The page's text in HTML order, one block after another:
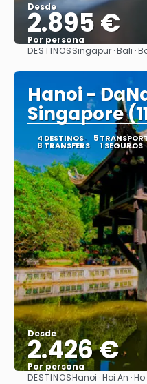
Desde
2.895 €
Por persona
DESTINOSSingapur · Bali ·
Hanoi -
Singapore
4 DESTINOS 5
8 TRANSFERS 1 SEGUROS
Desde
2.426 €
Por persona
DESTINOSHanoi · Hoi An ·